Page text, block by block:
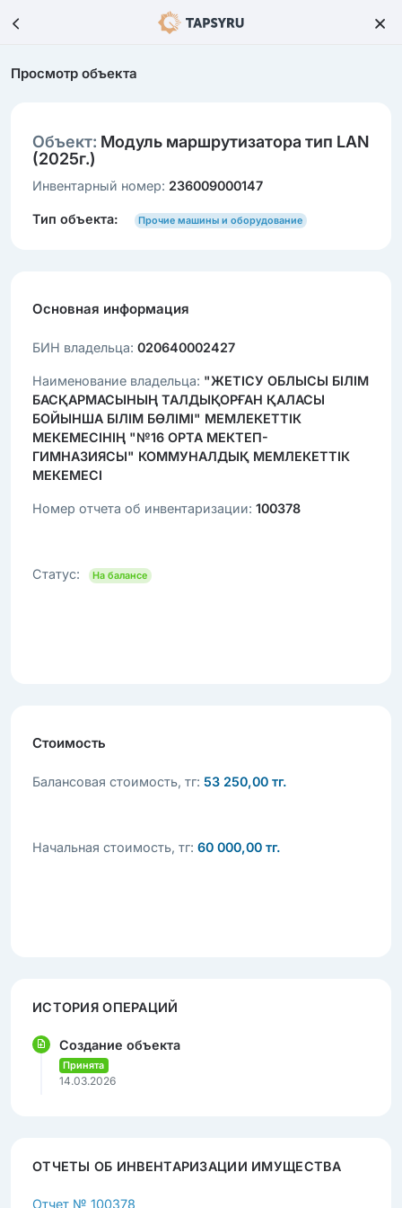
Просмотр объекта
Объект: Модуль маршрутизатора тип LAN
(2025г.)
Инвентарный номер: 236009000147
Тип объекта: Прочие машины и оборудование
Основная информация
БИН владельца: 020640002427
Наименование владельца: "ЖЕТІСУ ОБЛЫСЫ БІЛІМ
БАСҚАРМАСЫНЫҢ ТАЛДЫҚОРҒАН ҚАЛАСЫ
БОЙЫНША БІЛІМ БӨЛІМІ" МЕМЛЕКЕТТІК
МЕКЕМЕСІНІҢ "№16 ОРТА МЕКТЕП-
ГИМНАЗИЯСЫ" КОММУНАЛДЫҚ МЕМЛЕКЕТТІК
МЕКЕМЕСІ
Номер отчета об инвентаризации: 100378
Статус: На балансе
Стоимость
Балансовая стоимость, тг: 53 250,00 тг.
Начальная стоимость, тг: 60 000,00 тг.
ИСТОРИЯ ОПЕРАЦИЙ
Создание объекта
Принята
14.03.2026
ОТЧЕТЫ ОБ ИНВЕНТАРИЗАЦИИ ИМУЩЕСТВА
Отчет № 100378